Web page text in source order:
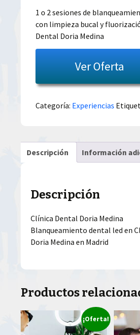
precio
original
era:
90.00€.
es:
1 o 2 sesiones de
con limpieza bucal y
Dental Doria Medina
Ver Oferta
Categoría: Experiencias
Descripción Información
Descripción
Clínica Dental Doria Medina
Blanqueamiento dental led en
Doria Medina en Madrid
Productos
¡Oferta!